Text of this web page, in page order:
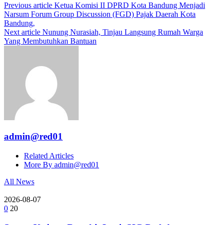
Previous article Ketua Komisi II DPRD Kota Bandung Menjadi
Narsum Forum Group Discussion (FGD) Pajak Daerah Kota
Bandung,
Next article Nunung Nurasiah, Tinjau Langsung Rumah Warga
Yang Membutuhkan Bantuan
admin@red01
Related Articles
More By admin@red01
All News
2026-08-07
0 20